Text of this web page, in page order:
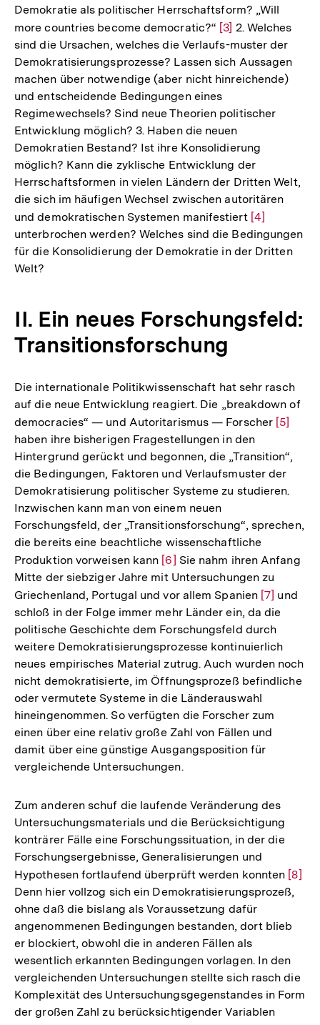
Demokratie als politischer Herrschaftsform? „Will
more countries become democratic?“ Zur
Auflösung
der
Fußnote
[3] 2. Welches
sind die Ursachen, welches die Verlaufs-muster der
Demokratisierungsprozesse? Lassen sich Aussagen
machen über notwendige (aber nicht hinreichende)
und entscheidende Bedingungen eines
Regimewechsels? Sind neue Theorien politischer
Entwicklung möglich? 3. Haben die neuen
Demokratien Bestand? Ist ihre Konsolidierung
möglich? Kann die zyklische Entwicklung der
Herrschaftsformen in vielen Ländern der Dritten Welt,
die sich im häufigen Wechsel zwischen autoritären
und demokratischen Systemen manifestiert Zur
Auflösung
der
[4]
unterbrochen werden? Welches sind die Bedingungen
für die Konsolidierung der Demokratie in der Dritten
Welt?
II. Ein neues Forschungsfeld:
Transitionsforschung
Die internationale Politikwissenschaft hat sehr rasch
auf die neue Entwicklung reagiert. Die „breakdown of
democracies“ — und Autoritarismus — Forscher Zur
der
Fußnote
[5]
haben ihre bisherigen Fragestellungen in den
Hintergrund gerückt und begonnen, die „Transition“,
die Bedingungen, Faktoren und Verlaufsmuster der
Demokratisierung politischer Systeme zu studieren.
Inzwischen kann man von einem neuen
Forschungsfeld, der „Transitionsforschung“, sprechen,
die bereits eine beachtliche wissenschaftliche
Produktion vorweisen kann Zur
Auflösung
der
Fußnote
[6] Sie nahm ihren Anfang
Mitte der siebziger Jahre mit Untersuchungen zu
Griechenland, Portugal und vor allem Spanien Zur
Auflösung
der
Fußnote
[7] und
schloß in der Folge immer mehr Länder ein, da die
politische Geschichte dem Forschungsfeld durch
weitere Demokratisierungsprozesse kontinuierlich
neues empirisches Material zutrug. Auch wurden noch
nicht demokratisierte, im Öffnungsprozeß befindliche
oder vermutete Systeme in die Länderauswahl
hineingenommen. So verfügten die Forscher zum
einen über eine relativ große Zahl von Fällen und
damit über eine günstige Ausgangsposition für
vergleichende Untersuchungen.
Zum anderen schuf die laufende Veränderung des
Untersuchungsmaterials und die Berücksichtigung
konträrer Fälle eine Forschungssituation, in der die
Forschungsergebnisse, Generalisierungen und
Hypothesen fortlaufend überprüft werden konnten Zur
[8]
Denn hier vollzog sich ein Demokratisierungsprozeß,
ohne daß die bislang als Voraussetzung dafür
angenommenen Bedingungen bestanden, dort blieb
er blockiert, obwohl die in anderen Fällen als
wesentlich erkannten Bedingungen vorlagen. In den
vergleichenden Untersuchungen stellte sich rasch die
Komplexität des Untersuchungsgegenstandes in Form
der großen Zahl zu berücksichtigender Variablen